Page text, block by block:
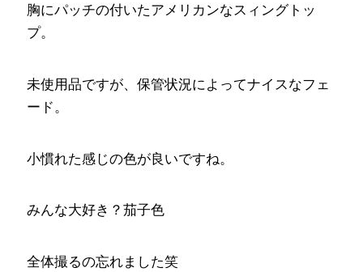
胸にパッチの付いたアメリカンなスィングトッ
プ。
未使用品ですが、保管状況によってナイスなフェ
ード。
小慣れた感じの色が良いですね。
みんな大好き？茄子色
全体撮るの忘れました笑